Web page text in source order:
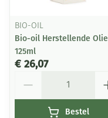
BIO-OIL
Bio-oil Herstellende Olie
125ml
€ 26,07
Bestel